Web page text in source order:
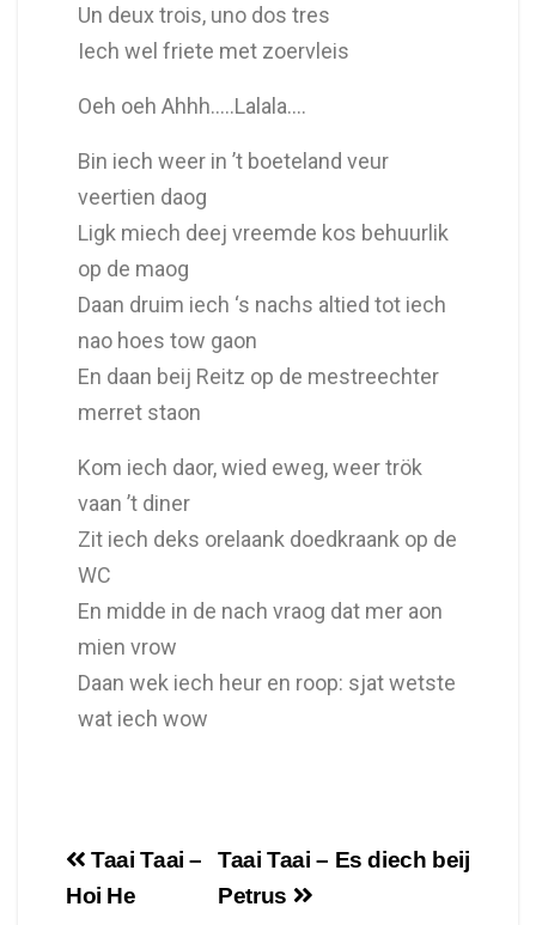
Un deux trois, uno dos tres
Iech wel friete met zoervleis
Oeh oeh Ahhh…..Lalala….
Bin iech weer in ’t boeteland veur
veertien daog
Ligk miech deej vreemde kos behuurlik
op de maog
Daan druim iech ‘s nachs altied tot iech
nao hoes tow gaon
En daan beij Reitz op de mestreechter
merret staon
Kom iech daor, wied eweg, weer trök
vaan ’t diner
Zit iech deks orelaank doedkraank op de
WC
En midde in de nach vraog dat mer aon
mien vrow
Daan wek iech heur en roop: sjat wetste
wat iech wow
Taai Taai – Es diech beij
Petrus
Taai Taai –
Hoi He